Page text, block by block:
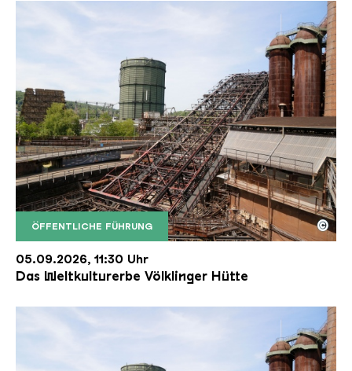
ÖFFENTLICHE FÜHRUNG
Der Erzschrägaufzug der Völklinger Hütte mit
Copyright: Weltkulturerbe Völklinger Hütte | Karl
©
05.09.2026, 11:30 Uhr
Das Weltkulturerbe Völklinger Hütte